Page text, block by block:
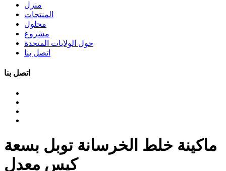
منزل
المنتجات
محلول
مشروع
حول الولايات المتحدة
اتصل بنا
اتصل بنا
ماكينة خلط الخرسانة توبل بسعة
كيس معدل